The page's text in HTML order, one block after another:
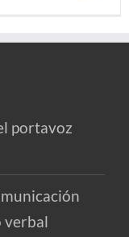
portavoz
verbal